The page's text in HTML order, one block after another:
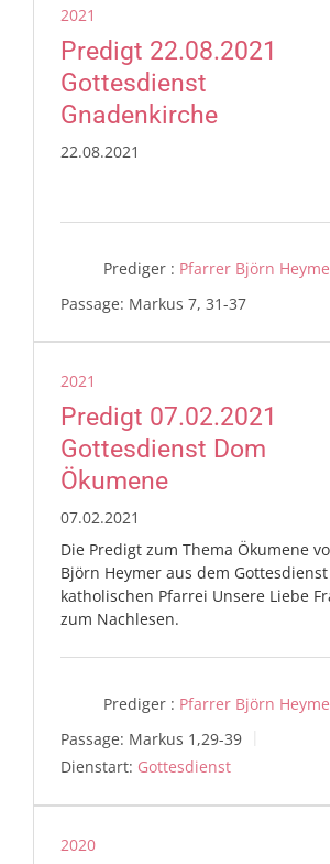
2021
Predigt 22.08.2021
Gottesdienst
Gnadenkirche
22.08.2021
Prediger : Pfarrer Björn
Passage: Markus 7, 31-37
2021
Predigt 07.02.2021
Gottesdienst Dom
Ökumene
07.02.2021
Die Predigt zum Thema Ökumene
Björn Heymer aus dem
katholischen Pfarrei Unsere Liebe
zum Nachlesen.
Prediger : Pfarrer Björn
Passage: Markus 1,29-39
Dienstart: Gottesdienst
2020